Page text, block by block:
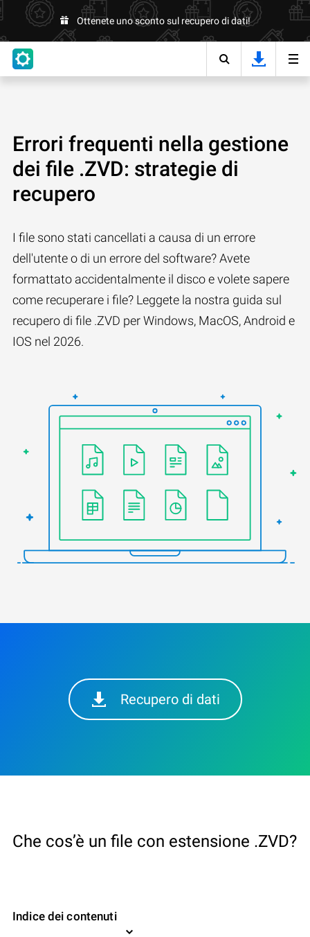
Ottenete uno sconto sul recupero di dati!
Errori frequenti nella gestione
dei file .ZVD: strategie di
recupero
I file sono stati cancellati a causa di un errore
dell'utente o di un errore del software? Avete
formattato accidentalmente il disco e volete sapere
come recuperare i file? Leggete la nostra guida sul
recupero di file .ZVD per Windows, MacOS, Android e
IOS nel 2026.
Recupero di dati
Che cos’è un file con estensione .ZVD?
Indice dei contenuti